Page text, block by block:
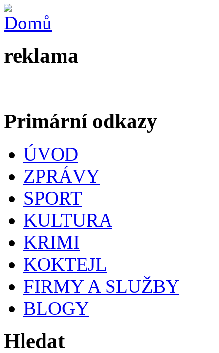
reklama
Primární odkazy
ÚVOD
ZPRÁVY
SPORT
KULTURA
KRIMI
KOKTEJL
FIRMY A SLUŽBY
BLOGY
Hledat